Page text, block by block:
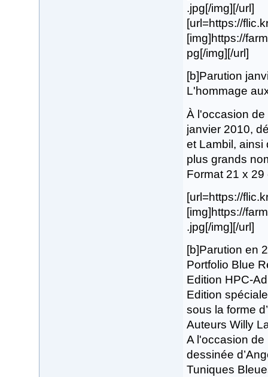
.jpg[/img][/url]
[url=https://
[img]https://
pg[/img][/url]
[b]Parution
L'hommage
À l'occasion
janvier 2010,
et Lambil, ainsi
plus grands
Format 21 x 29
[url=https://
[img]https://
.jpg[/img][/url]
[b]Parution en
Portfolio Blue
Edition HPC-
Edition
sous la forme
Auteurs Willy
A l'occasion de
dessinée
Tuniques